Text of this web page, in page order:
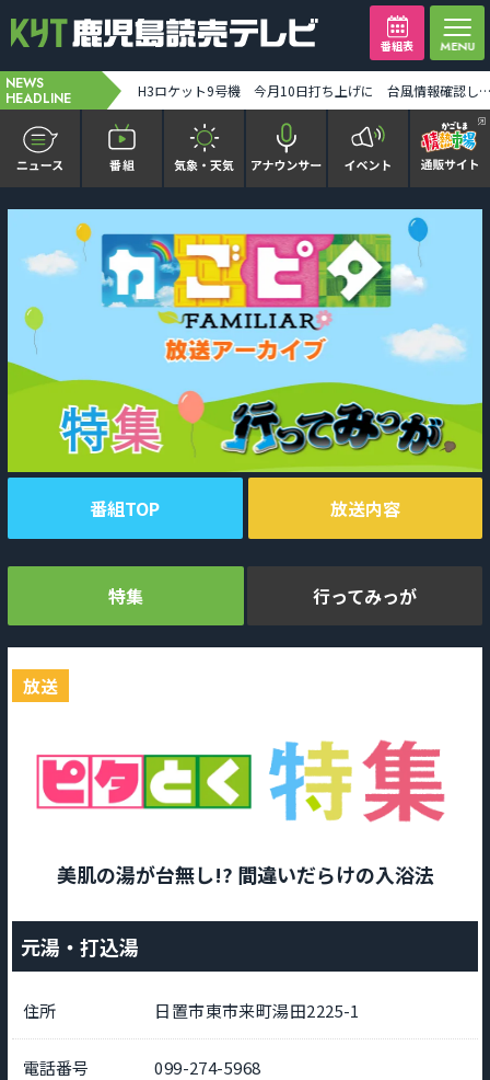
番組表
NEWS
HEADLINE 【ミッフィー】1万人突破記念セレモニー「ディック・ブルーナに学ぶモダン・アート」8月末まで [2026-08-07 19:31:00] H3ロケット9号機 今月10日打ち上げに 台風情報確認しながら最終判断 みちびき7号機搭載 [2026-08-07 19:32:00]
かごピタ FAMILIAR
KYT news every かごしま
かごしまソロ活
It推しTV
番組表を見る
番組TOP 放送内容
特集
放送
美肌の湯が台無し!? 間違いだらけの入浴法
元湯・打込湯
住所 日置市東市来町湯田2225-1
電話番号 099-274-5968
行ってみっが